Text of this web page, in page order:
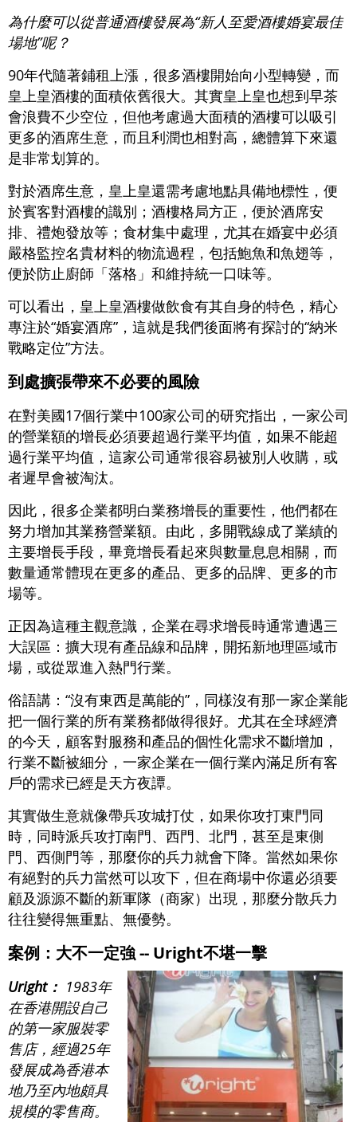
為什麼可以從普通酒樓發展為“新人至愛酒樓婚宴最佳
場地”呢？
90年代隨著鋪租上漲，很多酒樓開始向小型轉變，而
皇上皇酒樓的面積依舊很大。其實皇上皇也想到早茶
會浪費不少空位，但他考慮過大面積的酒樓可以吸引
更多的酒席生意，而且利潤也相對高，總體算下來還
是非常划算的。
對於酒席生意，皇上皇還需考慮地點具備地標性，便
於賓客對酒樓的識別；酒樓格局方正，便於酒席安
排、禮炮發放等；食材集中處理，尤其在婚宴中必須
嚴格監控名貴材料的物流過程，包括鮑魚和魚翅等，
便於防止廚師「落格」和維持統一口味等。
可以看出，皇上皇酒樓做飲食有其自身的特色，精心
專注於“婚宴酒席”，這就是我們後面將有探討的“納米
戰略定位”方法。
到處擴張帶來不必要的風險
在對美國17個行業中100家公司的研究指出，一家公司
的營業額的增長必須要超過行業平均值，如果不能超
過行業平均值，這家公司通常很容易被別人收購，或
者遲早會被淘汰。
因此，很多企業都明白業務增長的重要性，他們都在
努力增加其業務營業額。由此，多開戰線成了業績的
主要增長手段，畢竟增長看起來與數量息息相關，而
數量通常體現在更多的產品、更多的品牌、更多的市
場等。
正因為這種主觀意識，企業在尋求增長時通常遭遇三
大誤區：擴大現有產品線和品牌，開拓新地理區域市
場，或從眾進入熱門行業。
俗語講：“沒有東西是萬能的”，同樣沒有那一家企業能
把一個行業的所有業務都做得很好。尤其在全球經濟
的今天，顧客對服務和產品的個性化需求不斷增加，
行業不斷被細分，一家企業在一個行業內滿足所有客
戶的需求已經是天方夜譚。
其實做生意就像帶兵攻城打仗，如果你攻打東門同
時，同時派兵攻打南門、西門、北門，甚至是東側
門、西側門等，那麼你的兵力就會下降。當然如果你
有絕對的兵力當然可以攻下，但在商場中你還必須要
顧及源源不斷的新軍隊（商家）出現，那麼分散兵力
往往變得無重點、無優勢。
案例：大不一定強 -- Uright不堪一擊
Uright： 1983年
在香港開設自己
的第一家服裝零
售店，經過25年
發展成為香港本
地乃至內地頗具
規模的零售商。